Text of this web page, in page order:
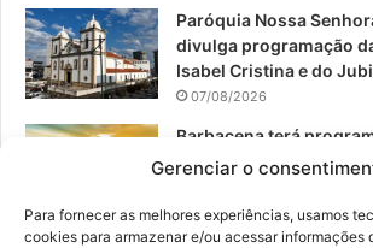
Gerenciar o
Para fornecer as melhores experiências, usamos
cookies para armazenar e/ou acessar informações
Paróquia Nossa
divulga programação
Isabel Cristina e do
07/08/2026
Barbacena terá
Festival Gastronômico
anos da cidade
07/08/2026